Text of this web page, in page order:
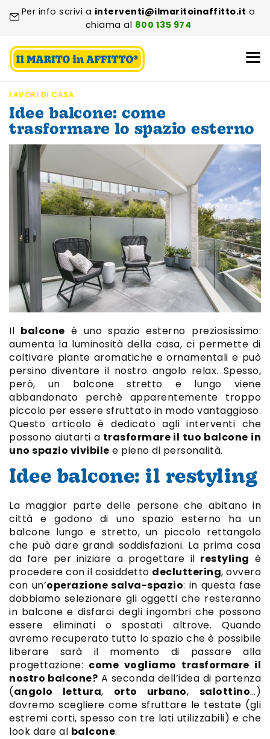
Per info scrivi a interventi@ilmaritoinaffitto.it o
chiama al 800 135 974
LAVORI DI CASA
Idee balcone: come
trasformare lo spazio esterno
Il balcone è uno spazio esterno preziosissimo:
aumenta la luminosità della casa, ci permette di
coltivare piante aromatiche e ornamentali e può
persino diventare il nostro angolo relax. Spesso,
però, un balcone stretto e lungo viene
abbandonato perchè apparentemente troppo
piccolo per essere sfruttato in modo vantaggioso.
Questo articolo è dedicato agli interventi che
possono aiutarti a trasformare il tuo balcone in
uno spazio vivibile e pieno di personalità.
Idee balcone: il restyling
La maggior parte delle persone che abitano in
città e godono di uno spazio esterno ha un
balcone lungo e stretto, un piccolo rettangolo
che può dare grandi soddisfazioni. La prima cosa
da fare per iniziare a progettare il restyling è
procedere con il cosiddetto decluttering, ovvero
con un’operazione salva-spazio: in questa fase
dobbiamo selezionare gli oggetti che resteranno
in balcone e disfarci degli ingombri che possono
essere eliminati o spostati altrove. Quando
avremo recuperato tutto lo spazio che è possibile
liberare sarà il momento di passare alla
progettazione: come vogliamo trasformare il
nostro balcone? A seconda dell’idea di partenza
(angolo lettura, orto urbano, salottino…)
dovremo scegliere come sfruttare le testate (gli
estremi corti, spesso con tre lati utilizzabili) e che
look dare al balcone.